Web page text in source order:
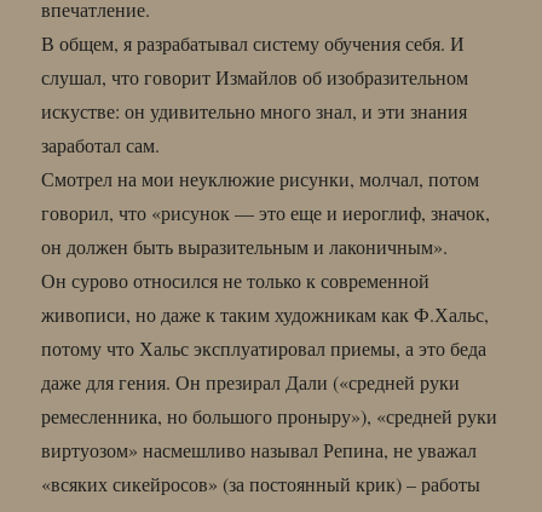
впечатление.
В общем, я разрабатывал систему обучения себя. И
слушал, что говорит Измайлов об изобразительном
искустве: он удивительно много знал, и эти знания
заработал сам.
Смотрел на мои неуклюжие рисунки, молчал, потом
говорил, что «рисунок — это еще и иероглиф, значок,
он должен быть выразительным и лаконичным».
Он сурово относился не только к современной
живописи, но даже к таким художникам как Ф.Хальс,
потому что Хальс эксплуатировал приемы, а это беда
даже для гения. Он презирал Дали («средней руки
ремесленника, но большого проныру»), «средней руки
виртуозом» насмешливо называл Репина, не уважал
«всяких сикейросов» (за постоянный крик) – работы